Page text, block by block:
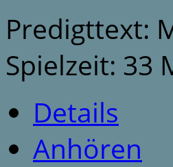
Predigttext:
Spielzeit: 33
Details
Anhören